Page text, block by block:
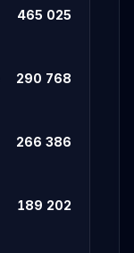
465 025
290 768
266 386
189 202